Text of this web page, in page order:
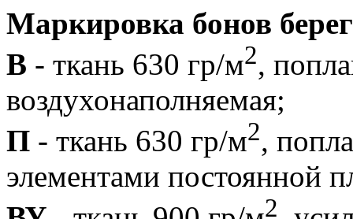
Маркировка бонов
В - ткань 630 гр/м2,
воздухонаполняемая;
П - ткань 630 гр/м2,
элементами постоянной
2